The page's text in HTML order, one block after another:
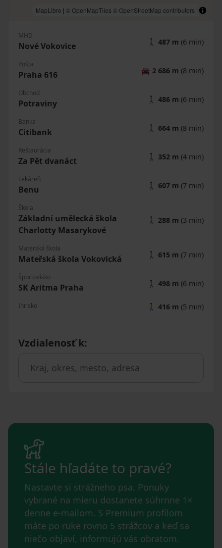
MapLibre | © OpenMapTiles © OpenStreetMap contributors
MHD
Nové Vokovice 🚶 487 m (6 min)
Pošta
Praha 616 🚘 2 686 m (8 min)
Obchod
Potraviny 🚶 486 m (6 min)
Banka
Citibank 🚶 664 m (8 min)
Reštaurácia
Za Pět dvanáct 🚶 352 m (4 min)
Lekáreň
Benu 🚶 607 m (7 min)
Škola
Základní umělecká škola
Charlotty Masarykové
🚶 288 m (3 min)
Materská škola
Mateřská škola Vokovická 🚶 615 m (7 min)
Športovisko
SK Aritma Praha 🚶 498 m (6 min)
Ihrisko 🚶 416 m (5 min)
Vzdialenosť k:
Stále hľadáte to pravé?
Nastavte si strážneho psa. Ponuky
vybrané na mieru dostanete súhrnne 1×
denne e-mailom. S Premium profilom
máte po ruke rovno 5 strážcov a keď sa
niečo objaví, informujú vás obratom.